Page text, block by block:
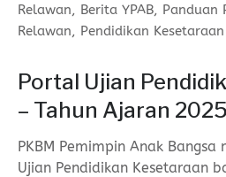
Relawan, Berita YPAB, Panduan
Relawan, Pendidikan Kesetaraan
Portal Ujian
– Tahun Ajaran
PKBM Pemimpin Anak Bangsa
Ujian Pendidikan Kesetaraan